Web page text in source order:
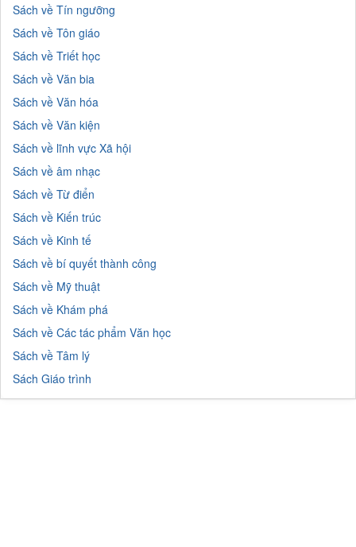
Sách về Tín ngưỡng
Sách về Tôn giáo
Sách về Triết học
Sách về Văn bia
Sách về Văn hóa
Sách về Văn kiện
Sách về lĩnh vực Xã hội
Sách về âm nhạc
Sách về Từ điển
Sách về Kiến trúc
Sách về Kinh tế
Sách về bí quyết thành công
Sách về Mỹ thuật
Sách về Khám phá
Sách về Các tác phẩm Văn học
Sách về Tâm lý
Sách Giáo trình